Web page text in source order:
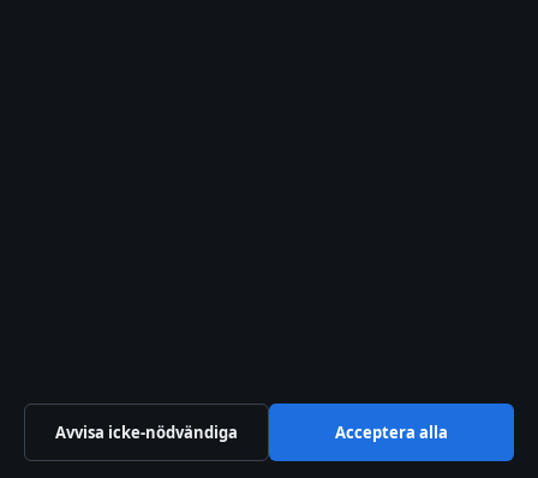
Avvisa icke-nödvändiga Acceptera alla